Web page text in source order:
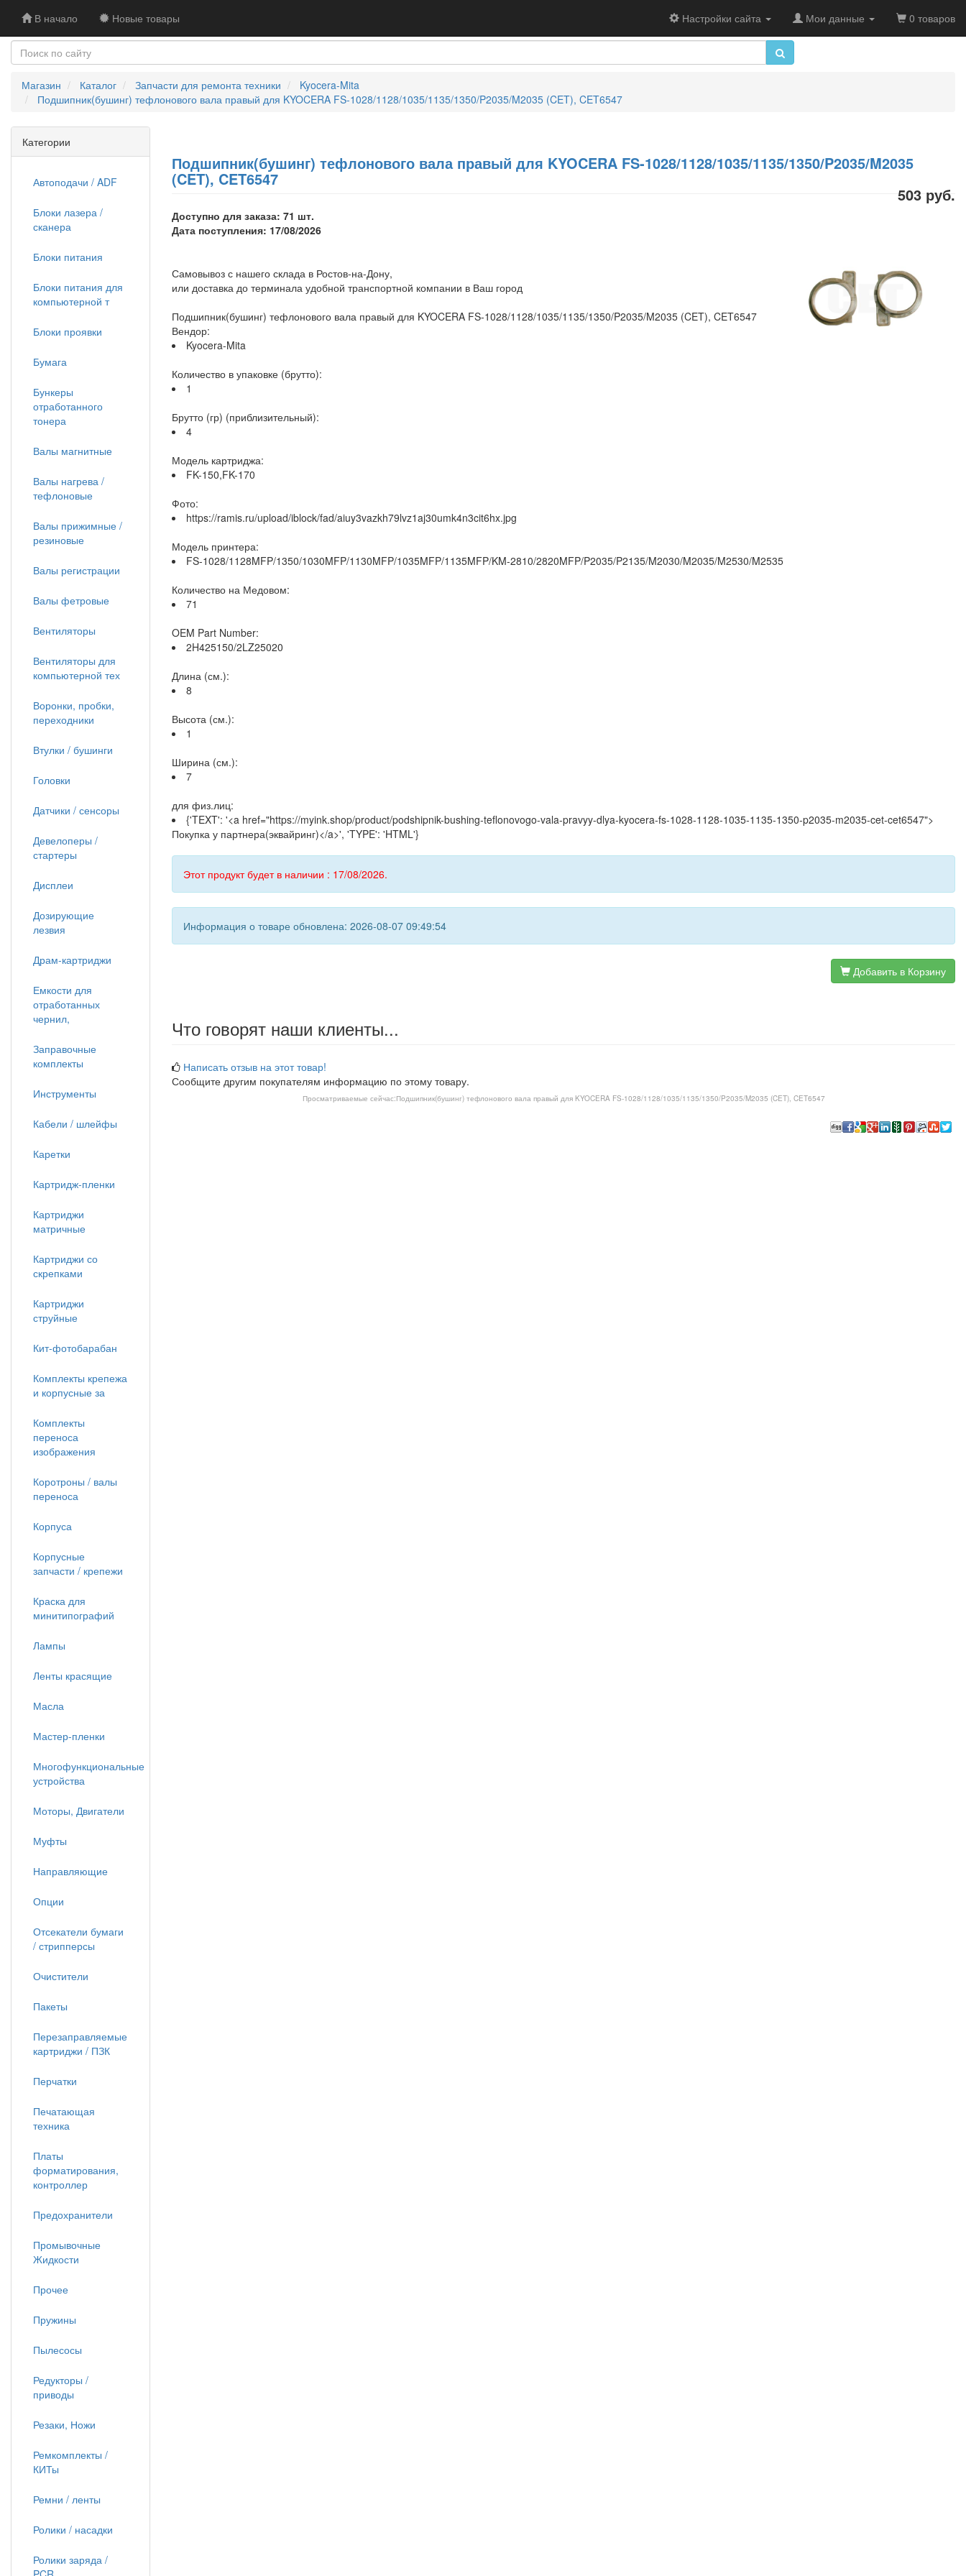
В начало Новые товары Настройки сайта Мои данные 0 товаров
Магазин Каталог Запчасти для ремонта техники
Kyocera-Mita
Подшипник(бушинг) тефлонового вала правый для KYOCERA FS-1028/1128/1035/1135/1350/P2035/M2035 (CET), CET6547
Подшипник(бушинг) тефлонового вала правый для KYOCERA FS-1028/1128/1035/1135/1350/P2035/M2035
(CET), CET6547
503 руб.
Доступно для заказа: 71 шт.
Дата поступления: 17/08/2026
Самовывоз с нашего склада в Ростов-на-Дону,
или доставка до терминала удобной транспортной компании в Ваш город
Подшипник(бушинг) тефлонового вала правый для KYOCERA FS-1028/1128/1035/1135/1350/P2035/M2035 (CET), CET6547
Вендор:
Kyocera-Mita
Количество в упаковке (брутто):
1
Брутто (гр) (приблизительный):
4
Модель картриджа:
FK-150,FK-170
Фото:
https://ramis.ru/upload/iblock/fad/aiuy3vazkh79lvz1aj30umk4n3cit6hx.jpg
Модель принтера:
FS-1028/1128MFP/1350/1030MFP/1130MFP/1035MFP/1135MFP/KM-2810/2820MFP/P2035/P2135/M2030/M2035/M2530/M2535
Количество на Медовом:
71
OEM Part Number:
2H425150/2LZ25020
Длина (см.):
8
Высота (см.):
1
Ширина (см.):
7
для физ.лиц:
{'TEXT': '<a href="https://myink.shop/product/podshipnik-bushing-teflonovogo-vala-pravyy-dlya-kyocera-fs-1028-1128-1035-1135-1350-p2035-m2035-cet-cet6547">
Покупка у партнера(эквайринг)</a>', 'TYPE': 'HTML'}
Этот продукт будет в наличии : 17/08/2026.
Информация о товаре обновлена: 2026-08-07 09:49:54
Добавить в Корзину
Что говорят наши клиенты...
Написать отзыв на этот товар!
Сообщите другим покупателям информацию по этому товару.
Просматриваемые сейчас:Подшипник(бушинг) тефлонового вала правый для KYOCERA FS-1028/1128/1035/1135/1350/P2035/M2035 (CET), CET6547
Категории
Автоподачи / ADF
Блоки лазера /
сканера
Блоки питания
Блоки питания для
компьютерной т
Блоки проявки
Бумага
Бункеры
отработанного
тонера
Валы магнитные
Валы нагрева /
тефлоновые
Валы прижимные /
резиновые
Валы регистрации
Валы фетровые
Вентиляторы
Вентиляторы для
компьютерной тех
Воронки, пробки,
переходники
Втулки / бушинги
Головки
Датчики / сенсоры
Девелоперы /
стартеры
Дисплеи
Дозирующие
лезвия
Драм-картриджи
Емкости для
отработанных
чернил,
Заправочные
комплекты
Инструменты
Кабели / шлейфы
Каретки
Картридж-пленки
Картриджи
матричные
Картриджи со
скрепками
Картриджи
струйные
Кит-фотобарабан
Комплекты крепежа
и корпусные за
Комплекты
переноса
изображения
Коротроны / валы
переноса
Корпуса
Корпусные
запчасти / крепежи
Краска для
минитипографий
Лампы
Ленты красящие
Масла
Мастер-пленки
Многофункциональные
устройства
Моторы, Двигатели
Муфты
Направляющие
Опции
Отсекатели бумаги
/ стрипперсы
Очистители
Пакеты
Перезаправляемые
картриджи / ПЗК
Перчатки
Печатающая
техника
Платы
форматирования,
контроллер
Предохранители
Промывочные
Жидкости
Прочее
Пружины
Пылесосы
Редукторы /
приводы
Резаки, Ножи
Ремкомплекты /
КИТы
Ремни / ленты
Ролики / насадки
Ролики заряда /